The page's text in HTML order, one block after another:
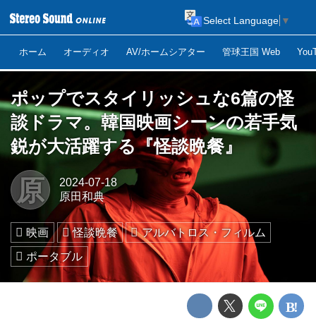
ホーム オーディオ AV/ホームシアター 管球王国 Web
Select Language ▼
ポップでスタイリッシュな6篇の怪
談ドラマ。韓国映画シーンの若手気
鋭が大活躍する『怪談晩餐』
原
2024-07-18
原田和典
映画 怪談晩餐
アルバトロス・フィルム
ポータブル